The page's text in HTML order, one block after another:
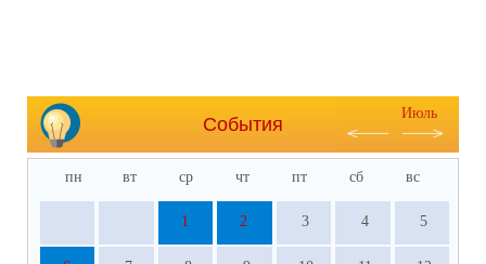
События
Июль
пн вт ср чт пт сб вс
1 2 3 4 5